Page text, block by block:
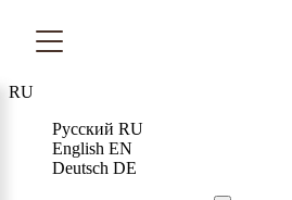
RU
Русский RU
English EN
Deutsch DE